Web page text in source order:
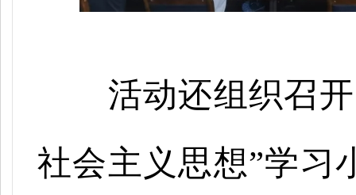
活动还组织召
社会主义思想”学习